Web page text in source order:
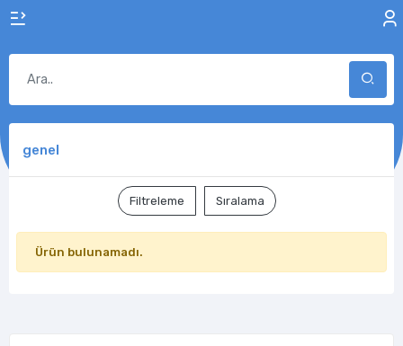
genel
Filtreleme Sıralama
Ürün bulunamadı.